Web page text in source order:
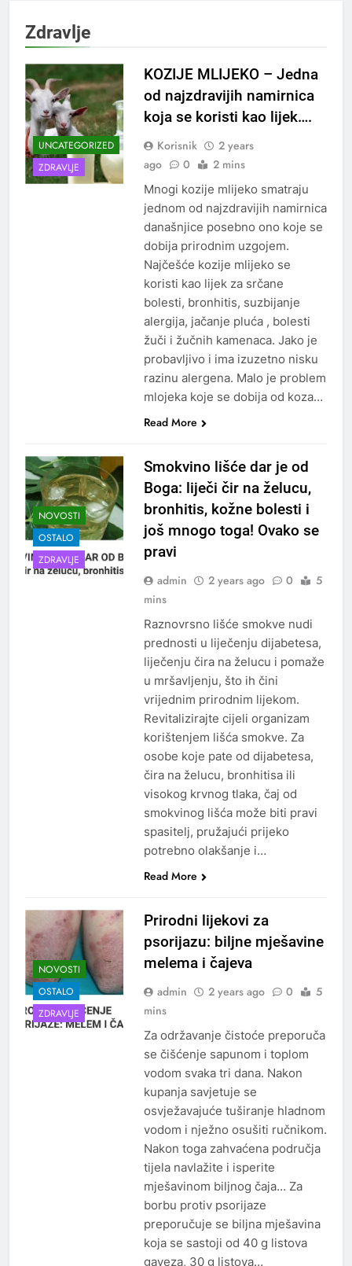
Zdravlje
UNCATEGORIZED
ZDRAVLJE
KOZIJE MLIJEKO – Jedna
od najzdravijih namirnica
koja se koristi kao lijek….
Korisnik
2 years
ago
0 2 mins
Mnogi kozije mlijeko smatraju
jednom od najzdravijih namirnica
današnjice posebno ono koje se
dobija prirodnim uzgojem.
Najčešće kozije mlijeko se
koristi kao lijek za srčane
bolesti, bronhitis, suzbijanje
alergija, jačanje pluća , bolesti
žuči i žučnih kamenaca. Jako je
probavljivo i ima izuzetno nisku
razinu alergena. Malo je problem
mlojeka koje se dobija od koza…
Read More
NOVOSTI
OSTALO
ZDRAVLJE
Smokvino lišće dar je od
Boga: liječi čir na želucu,
bronhitis, kožne bolesti i
još mnogo toga! Ovako se
pravi
admin 2 years ago 0
5
mins
Raznovrsno lišće smokve nudi
prednosti u liječenju dijabetesa,
liječenju čira na želucu i pomaže
u mršavljenju, što ih čini
vrijednim prirodnim lijekom.
Revitalizirajte cijeli organizam
korištenjem lišća smokve. Za
osobe koje pate od dijabetesa,
čira na želucu, bronhitisa ili
visokog krvnog tlaka, čaj od
smokvinog lišća može biti pravi
spasitelj, pružajući prijeko
potrebno olakšanje i…
Read More
NOVOSTI
OSTALO
ZDRAVLJE
Prirodni lijekovi za
psorijazu: biljne mješavine
melema i čajeva
admin 2 years ago 0
5
mins
Za održavanje čistoće preporuča
se čišćenje sapunom i toplom
vodom svaka tri dana. Nakon
kupanja savjetuje se
osvježavajuće tuširanje hladnom
vodom i nježno osušiti ručnikom.
Nakon toga zahvaćena područja
tijela navlažite i isperite
mješavinom biljnog čaja… Za
borbu protiv psorijaze
preporučuje se biljna mješavina
koja se sastoji od 40 g listova
gaveza, 30 g listova…